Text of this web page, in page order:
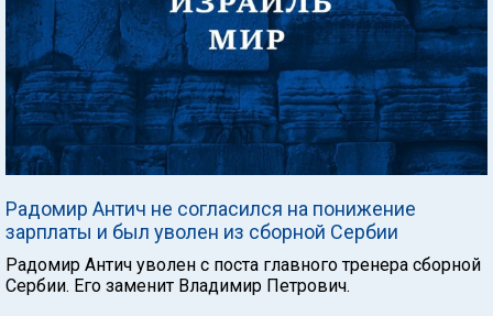
Радомир Антич не согласился на понижение
зарплаты и был уволен из сборной Сербии
Радомир Антич уволен с поста главного тренера сборной
Сербии. Его заменит Владимир Петрович.